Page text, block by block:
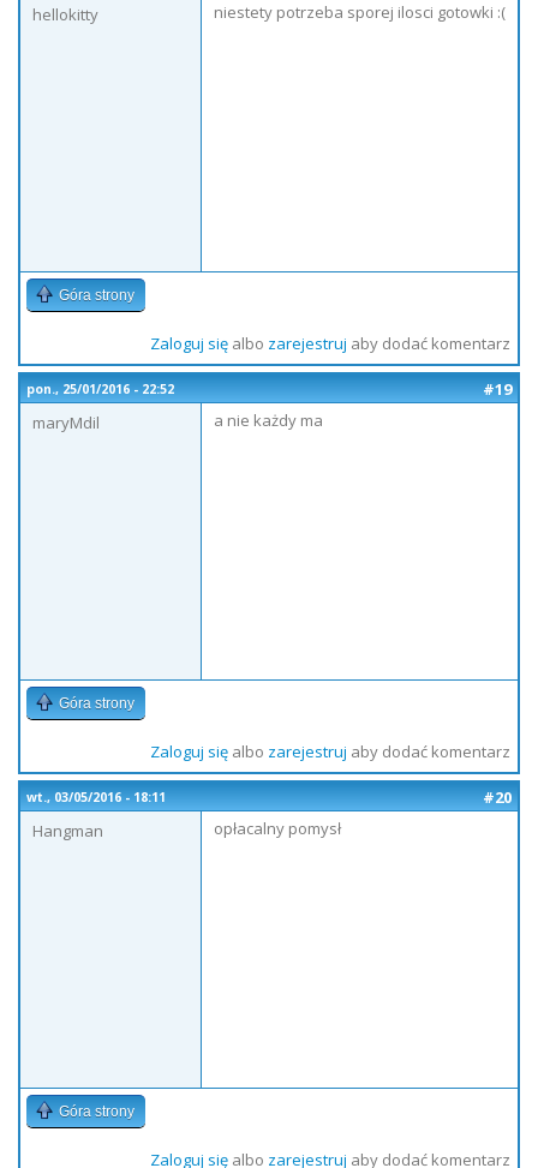
hellokitty
niestety potrzeba sporej ilosci gotowki :(
Góra strony
Zaloguj sięalbo zarejestruj aby dodać komentarz
pon., 25/01/2016 - 22:52
#19
maryMdil
a nie każdy ma
Góra strony
Zaloguj sięalbo zarejestruj aby dodać komentarz
wt., 03/05/2016 - 18:11
#20
Hangman
opłacalny pomysł
Góra strony
Zaloguj sięalbo zarejestruj aby dodać komentarz